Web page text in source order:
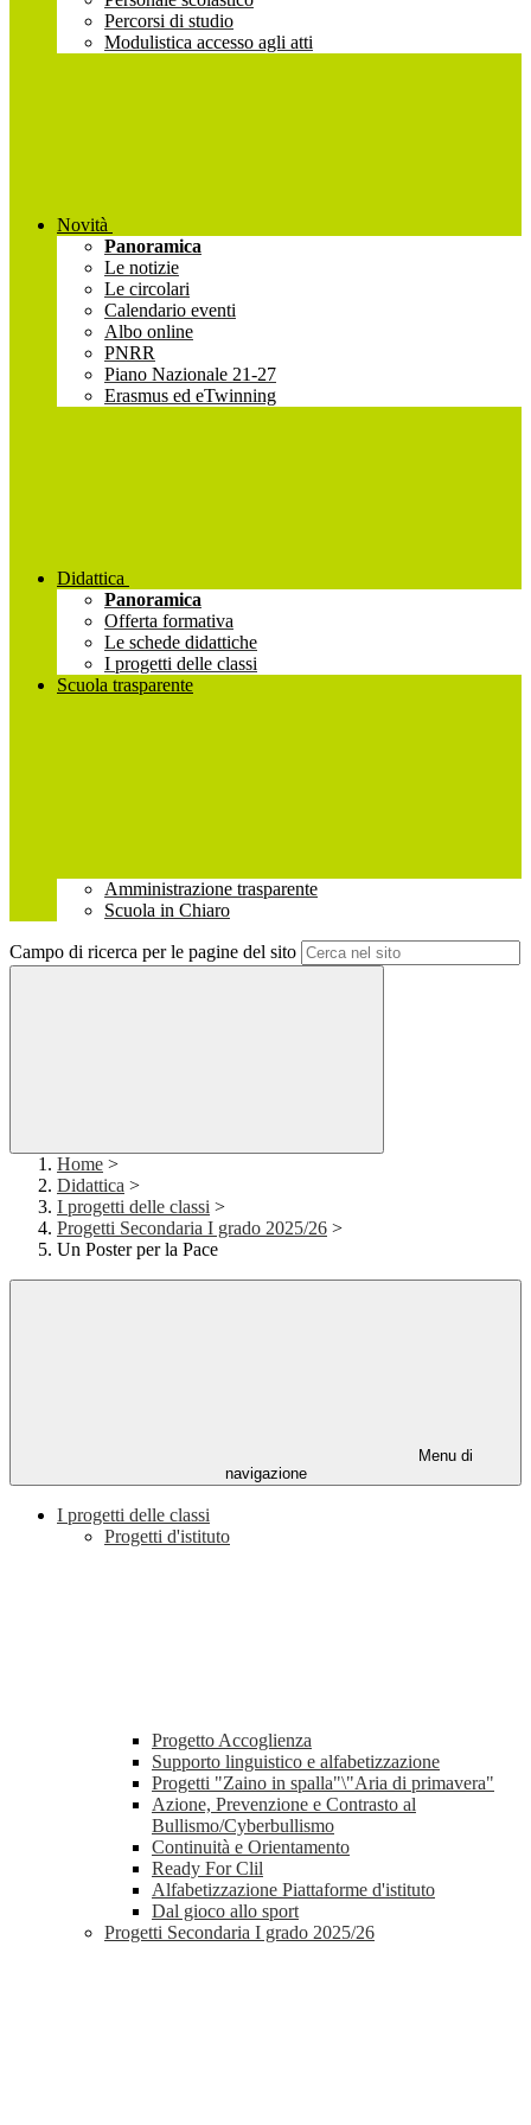
Percorsi di studio
Modulistica accesso agli atti
Novità
Panoramica
Le notizie
Le circolari
Calendario eventi
Albo online
PNRR
Piano Nazionale 21-27
Erasmus ed eTwinning
Didattica
Panoramica
Offerta formativa
Le schede didattiche
I progetti delle classi
Scuola trasparente
Amministrazione trasparente
Scuola in Chiaro
Campo di ricerca per le pagine del sito
Home >
Didattica >
I progetti delle classi >
Progetti Secondaria I grado 2025/26 >
Un Poster per la Pace
Menu di
navigazione
I progetti delle classi
Progetti d'istituto
Progetto Accoglienza
Supporto linguistico e alfabetizzazione
Progetti "Zaino in spalla"\"Aria di primavera"
Azione, Prevenzione e Contrasto al
Bullismo/Cyberbullismo
Continuità e Orientamento
Ready For Clil
Alfabetizzazione Piattaforme d'istituto
Dal gioco allo sport
Progetti Secondaria I grado 2025/26